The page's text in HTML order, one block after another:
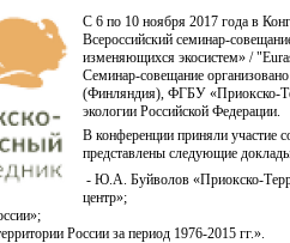
C 6 по 10 ноября 2017 года в
Всероссийский семинар-
изменяющихся экосистем» /
Семинар-совещание
(Финляндия), ФГБУ «Приокско-
экологии Российской Федерации.
В конференции приняли участие
представлены следующие
- Ю.А. Буйволов «Приокско-
центр»;
России за период 1976-2015 гг.».